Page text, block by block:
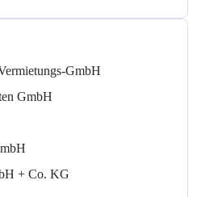
GmbH
GmbH
+ Co. KG